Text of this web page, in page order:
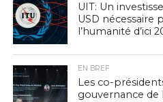
UIT: Un
USD
l’humanité d’ici
EN BREF
Les co-
gouvernance de